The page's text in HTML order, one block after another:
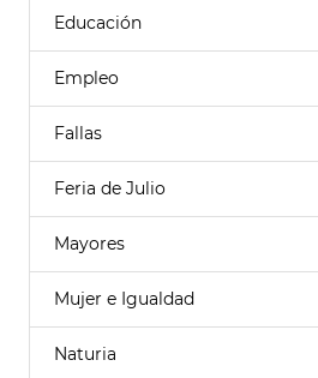
Educación
Empleo
Fallas
Feria de Julio
Mayores
Mujer e Igualdad
Naturia